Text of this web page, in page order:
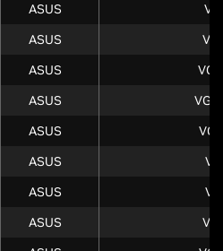
ASUS
ASUS
ASUS
ASUS
ASUS
ASUS
ASUS
ASUS